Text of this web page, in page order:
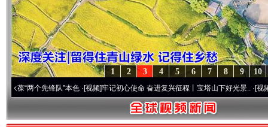
10
9
8
7
6
5
4
3
2
1
两个先锋队”本色·[视频]牢记初心使命 奋进复兴征程丨宝塔山下好光景..·[视频]因党